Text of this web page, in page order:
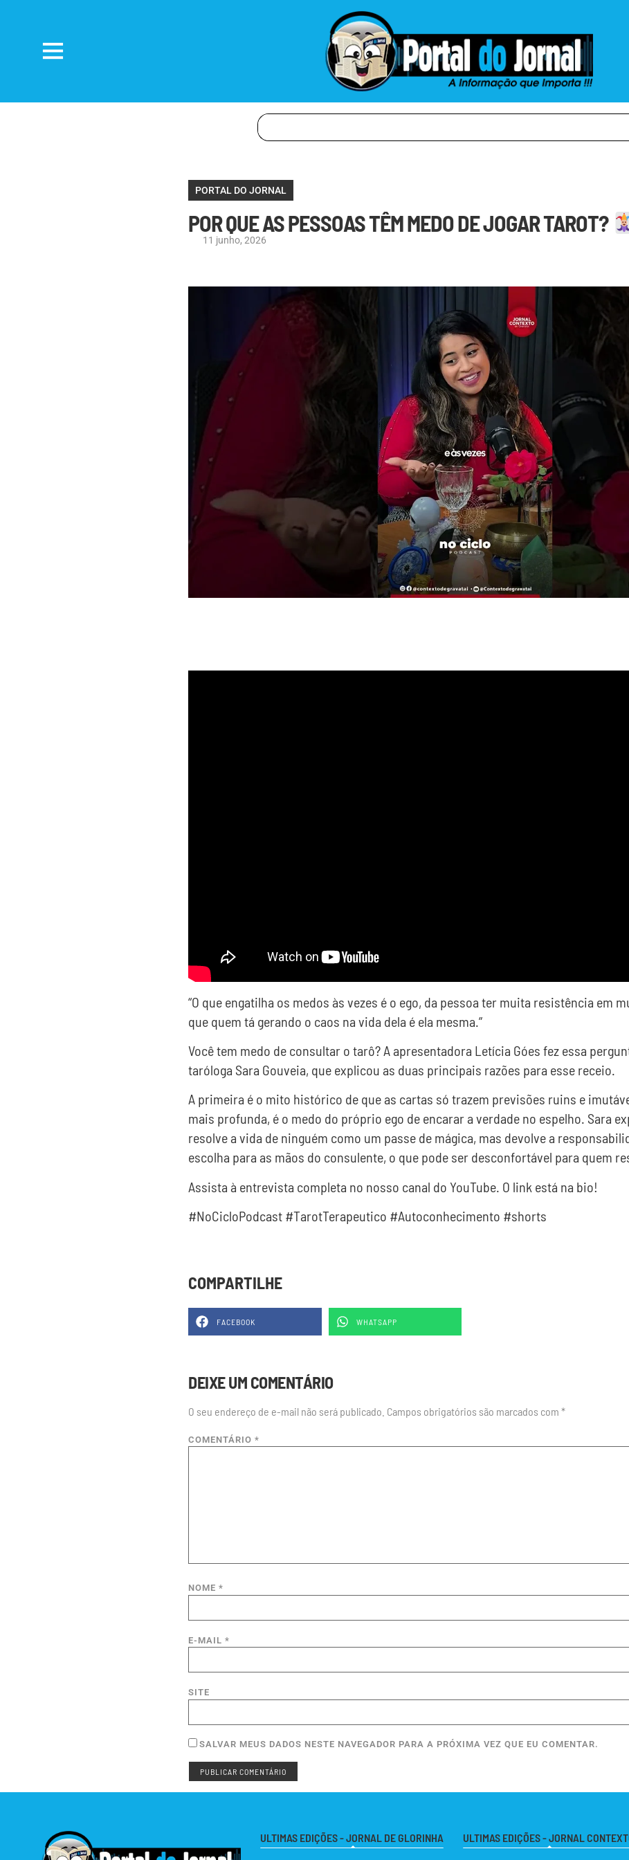
PORTAL DO JORNAL
POR QUE AS PESSOAS TÊM MEDO DE JOGAR TAROT?
11 junho, 2026
“O que engatilha os medos às vezes é o ego, da pessoa ter muita resistência em
que quem tá gerando o caos na vida dela é ela mesma.”
Você tem medo de consultar o tarô? A apresentadora Letícia Góes fez essa
taróloga Sara Gouveia, que explicou as duas principais razões para esse receio.
A primeira é o mito histórico de que as cartas só trazem previsões ruins e
mais profunda, é o medo do próprio ego de encarar a verdade no espelho. Sara
resolve a vida de ninguém como um passe de mágica, mas devolve a
escolha para as mãos do consulente, o que pode ser desconfortável para quem
Assista à entrevista completa no nosso canal do YouTube. O link está na bio!
#NoCicloPodcast #TarotTerapeutico #Autoconhecimento #shorts
COMPARTILHE
FACEBOOK WHATSAPP
DEIXE UM COMENTÁRIO
O seu endereço de e-mail não será publicado. Campos obrigatórios são marcados com *
COMENTÁRIO *
NOME *
E-MAIL *
SITE
SALVAR MEUS DADOS NESTE NAVEGADOR PARA A PRÓXIMA VEZ QUE EU COMENTAR.
ULTIMAS EDIÇÕES - JORNAL DE GLORINHA ULTIMAS EDIÇÕES - JORNAL